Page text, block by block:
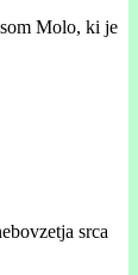
Molo, ki je
srca